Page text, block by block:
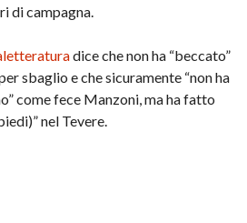
di campagna.
dice che non ha “beccato”
sbaglio e che sicuramente “non ha
come fece Manzoni, ma ha fatto
nel Tevere.